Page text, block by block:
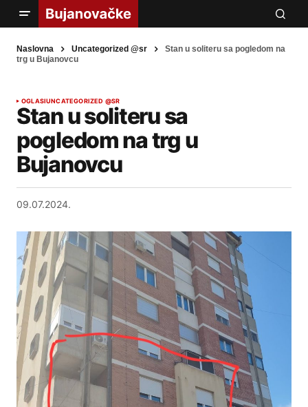
Naslovna Uncategorized @sr
Stan u soliteru sa pogledom na
trg u Bujanovcu
OGLASIUNCATEGORIZED @SR
Stan u soliteru sa
pogledom na trg u
Bujanovcu
09.07.2024.